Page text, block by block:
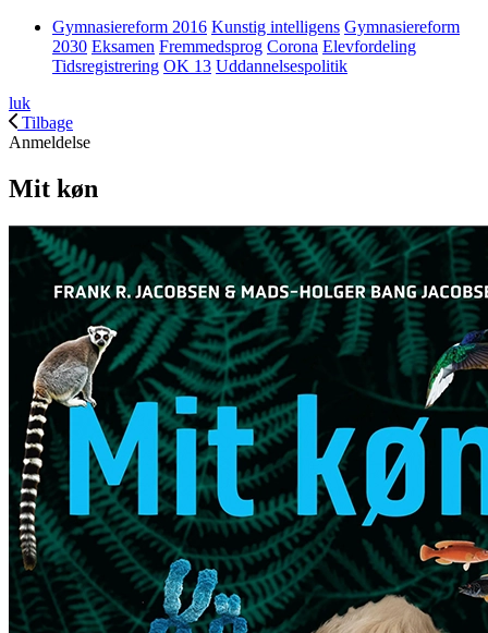
Gymnasiereform 2016 Kunstig intelligens Gymnasiereform
2030 Eksamen Fremmedsprog Corona Elevfordeling
Tidsregistrering OK 13 Uddannelsespolitik
luk
Tilbage
Anmeldelse
Mit køn